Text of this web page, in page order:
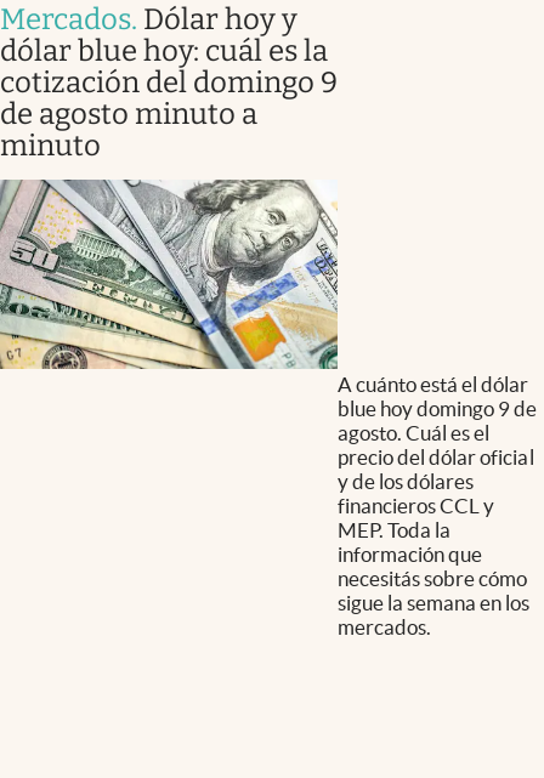
Mercados. Dólar hoy y
dólar blue hoy: cuál es la
cotización del domingo 9
de agosto minuto a
minuto
A cuánto está el dólar
blue hoy domingo 9 de
agosto. Cuál es el
precio del dólar oficial
y de los dólares
financieros CCL y
MEP. Toda la
información que
necesitás sobre cómo
sigue la semana en los
mercados.